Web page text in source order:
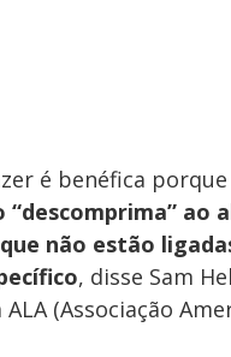
é benéfica
“descomprima” ao
não estão
, disse Sam
(Associação